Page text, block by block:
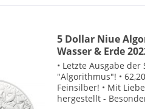
5 Dollar Niue
Wasser & Erde
• Letzte Ausgabe der
"Algorithmus"! •
Feinsilber! • Mit
hergestellt -